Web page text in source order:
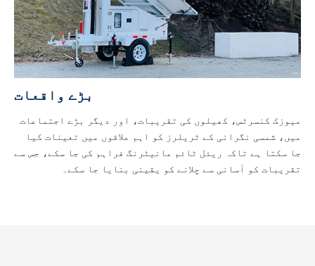
بڑے واقعات
میوزک کنسرٹس، کھیلوں کی تقریبات، اور دیگر بڑے اجتماعات
میں، شمسی نگرانی کے ٹریلرز کو اہم علاقوں میں تعینات کیا
جا سکتا ہے تاکہ ریئل ٹائم مانیٹرنگ فراہم کی جا سکے، جس سے
تقریبات کو آسانی سے چلانے کو یقینی بنایا جا سکے۔